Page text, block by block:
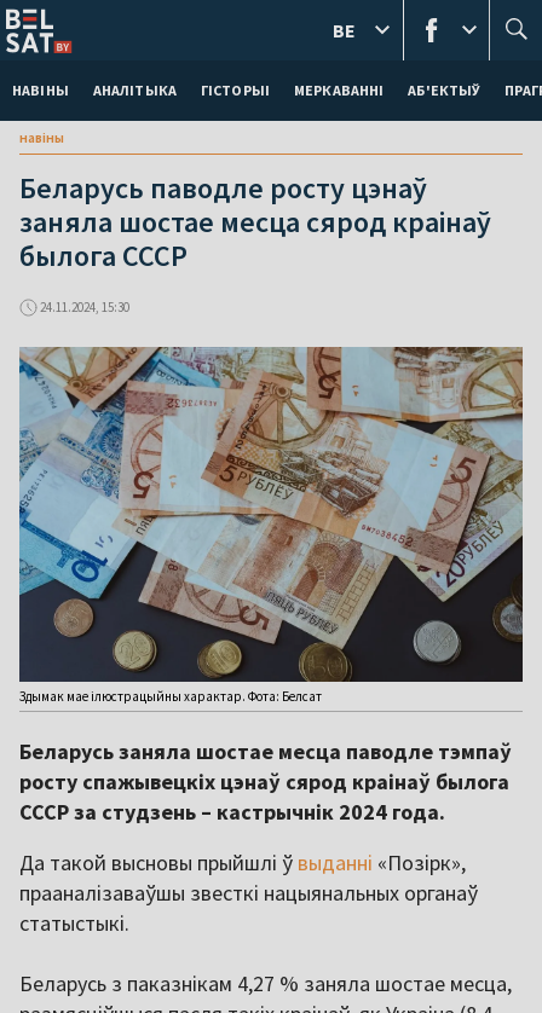
НАВІНЫ АНАЛІТЫКА ГІСТОРЫІ МЕРКАВАННI АБ'ЕКТЫЎ
BE
навіны
Беларусь паводле росту цэнаў
заняла шостае месца сярод краінаў
былога СССР
24.11.2024, 15:30
Здымак мае ілюстрацыйны характар. Фота: Белсат
Беларусь заняла шостае месца паводле тэмпаў
росту спажывецкіх цэнаў сярод краінаў былога
СССР за студзень – кастрычнік 2024 года.
Да такой высновы прыйшлі ў выданні «Позірк»,
прааналізаваўшы звесткі нацыянальных органаў
статыстыкі.
Беларусь з паказнікам 4,27 % заняла шостае месца,